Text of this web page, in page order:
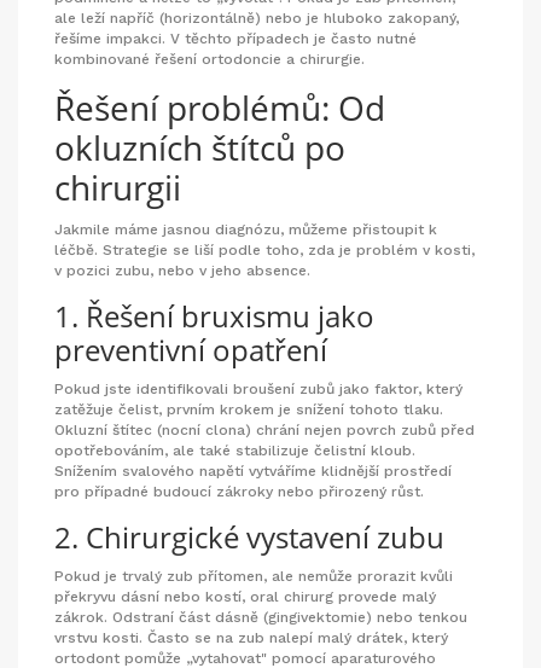
ale leží napříč (horizontálně) nebo je hluboko zakopaný,
řešíme impakci. V těchto případech je často nutné
kombinované řešení ortodoncie a chirurgie.
Řešení problémů: Od
okluzních štítců po
chirurgii
Jakmile máme jasnou diagnózu, můžeme přistoupit k
léčbě. Strategie se liší podle toho, zda je problém v kosti,
v pozici zubu, nebo v jeho absence.
1. Řešení bruxismu jako
preventivní opatření
Pokud jste identifikovali broušení zubů jako faktor, který
zatěžuje čelist, prvním krokem je snížení tohoto tlaku.
Okluzní štítec (nocní clona) chrání nejen povrch zubů před
opotřebováním, ale také stabilizuje čelistní kloub.
Snížením svalového napětí vytváříme klidnější prostředí
pro případné budoucí zákroky nebo přirozený růst.
2. Chirurgické vystavení zubu
Pokud je trvalý zub přítomen, ale nemůže prorazit kvůli
překryvu dásní nebo kostí, oral chirurg provede malý
zákrok. Odstraní část dásně (gingivektomie) nebo tenkou
vrstvu kosti. Často se na zub nalepí malý drátek, který
ortodont pomůže „vytahovat" pomocí aparaturového